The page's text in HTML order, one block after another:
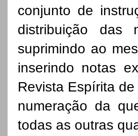
conjunto de
distribuição das
suprimindo ao
inserindo notas
Revista Espírita
numeração da
todas as outras